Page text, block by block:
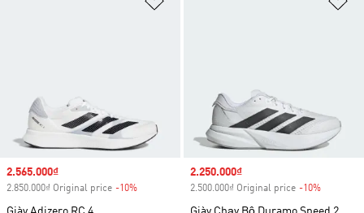
Sale price
2.565.000₫
2.850.000₫ Original price -10%
Sale price
2.250.000₫
2.500.000₫ Original price -10%